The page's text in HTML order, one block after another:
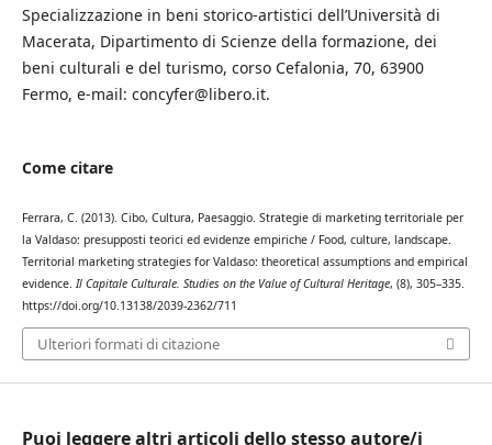
Specializzazione in beni storico-artistici dell’Università di
Macerata, Dipartimento di Scienze della formazione, dei
beni culturali e del turismo, corso Cefalonia, 70, 63900
Fermo, e-mail: concyfer@libero.it.
Come citare
Ferrara, C. (2013). Cibo, Cultura, Paesaggio. Strategie di marketing territoriale per
la Valdaso: presupposti teorici ed evidenze empiriche / Food, culture, landscape.
Territorial marketing strategies for Valdaso: theoretical assumptions and empirical
evidence. Il Capitale Culturale. Studies on the Value of Cultural Heritage, (8), 305–335.
https://doi.org/10.13138/2039-2362/711
Ulteriori formati di citazione
Puoi leggere altri articoli dello stesso autore/i